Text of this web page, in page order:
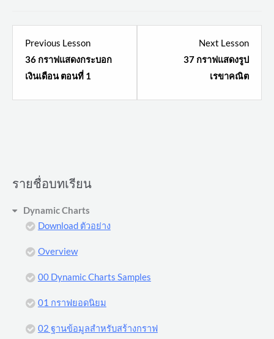
Previous Lesson
36 กราฟแสดงกระบอก
เงินเดือน ตอนที่ 1
Dynamic
Next Lesson
37 กราฟแสดงรูป
เรขาคณิต
43
within
รายชื่อบทเรียน
Dynamic Charts
Download ตัวอย่าง
Overview
00 Dynamic Charts Samples
01 กราฟยอดนิยม
02 ฐานข้อมูลสำหรับสร้างกราฟ